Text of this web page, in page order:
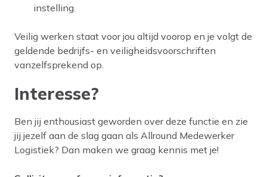
instelling.
Veilig werken staat voor jou altijd voorop en je volgt de
geldende bedrijfs- en veiligheidsvoorschriften
vanzelfsprekend op.
Interesse?
Ben jij enthousiast geworden over deze functie en zie
jij jezelf aan de slag gaan als Allround Medewerker
Logistiek? Dan maken we graag kennis met je!